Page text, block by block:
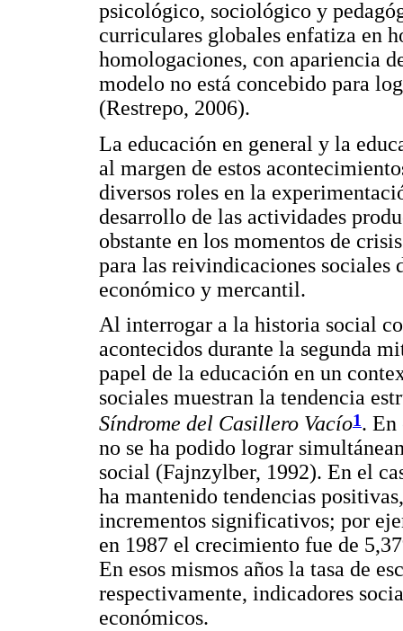
psicológico, sociológico y
curriculares globales enfatiza en
homologaciones, con apariencia
modelo no está concebido para
(Restrepo, 2006).
La educación en general y la
al margen de estos
diversos roles en la
desarrollo de las actividades
obstante en los momentos de
para las reivindicaciones sociales
económico y mercantil.
Al interrogar a la historia social
acontecidos durante la segunda
papel de la educación en un
sociales muestran la tendencia
Síndrome del Casillero Vacío1. En
no se ha podido lograr
social (Fajnzylber, 1992). En el
ha mantenido tendencias
incrementos significativos; por
en 1987 el crecimiento fue de
En esos mismos años la tasa de
respectivamente, indicadores
económicos.